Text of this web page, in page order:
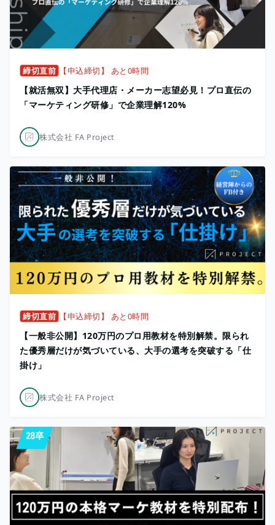
締切直前 【申込締切】 あと0時間
【就活無双】大手代理店・メーカー志望必見！プロ直伝の
「マーケティング研修」で企業理解120%
株式会社 FA Project
締切直前 【申込締切】 あと0時間
【一般非公開】120万円のプロ用教材を特別解禁。限られ
た優秀層だけが気づいている、大手の選考を突破する「仕
掛け」
株式会社 FA Project